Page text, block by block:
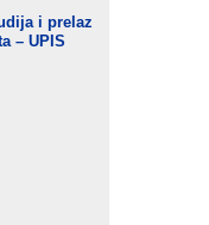
i prelaz
– UPIS